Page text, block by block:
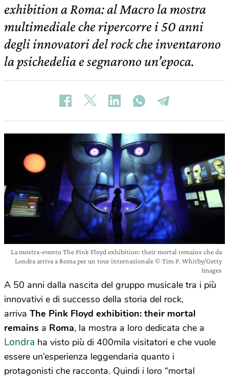
exhibition a Roma: al Macro la mostra
multimediale che ripercorre i 50 anni
degli innovatori del rock che inventarono
la psichedelia e segnarono un’epoca.
La mostra-evento The Pink Floyd exhibition: their mortal remains che da
Londra arriva a Roma per un tour internazionale © Tim P. Whitby/Getty
Images
A 50 anni dalla nascita del gruppo musicale tra i più
innovativi e di successo della storia del rock,
arriva The Pink Floyd exhibition: their mortal
remains a Roma, la mostra a loro dedicata che a
Londra ha visto più di 400mila visitatori e che vuole
essere un’esperienza leggendaria quanto i
protagonisti che racconta. Quindi i loro “mortal